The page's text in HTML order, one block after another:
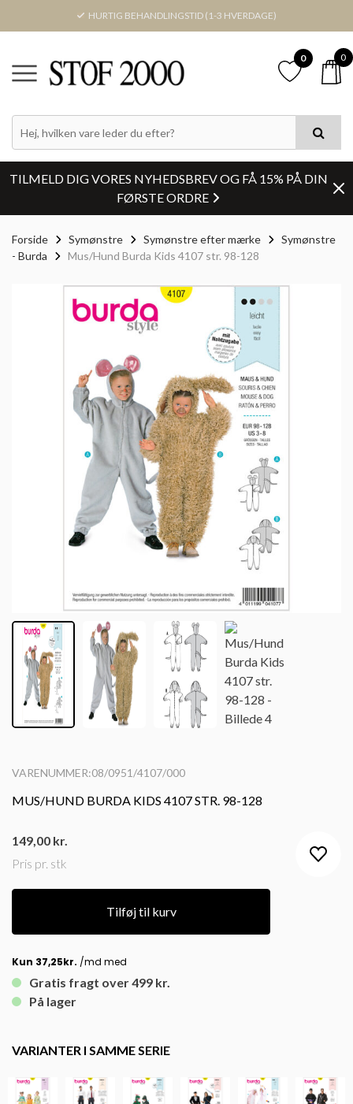
HURTIG BEHANDLINGSTID (1-3 HVERDAGE)
0 0
TILMELD DIG VORES NYHEDSBREV OG FÅ 15% PÅ DIN
FØRSTE ORDRE
Forside Symønstre Symønstre efter mærke
Symønstre
- Burda
Mus/Hund Burda Kids 4107 str. 98-128
VARENUMMER:08/0951/4107/000
MUS/HUND BURDA KIDS 4107 STR. 98-128
Pris pr. stk
149,00 kr.
Tilføj til kurv
Gratis fragt over 499 kr.
På lager
VARIANTER I SAMME SERIE